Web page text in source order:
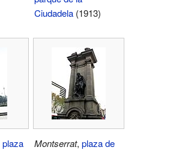
Ciudadela (1913)
plaza
Montserrat, plaza de